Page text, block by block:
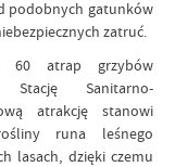
podobnych gatunków
zatruć.
60 atrap grzybów
Stację Sanitarno-
atrakcję stanowi
runa leśnego
lasach, dzięki czemu